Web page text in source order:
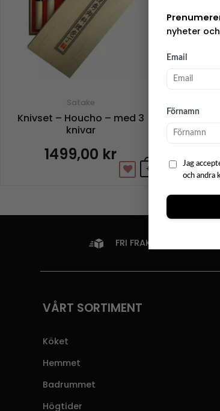
nyheter
Email
Förnamn
Jag
och andra
Satake
Knivset – Houcho – med 3
knivar
1499,00 kr
+
FRI FRAKT ÖVER 799KR
VÅRT SORTIMENT
Köket
Hemmet
Badrummet
Högtider